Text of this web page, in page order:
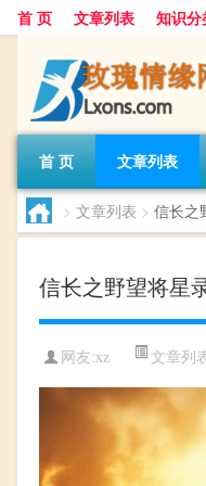
首 页 文章列表 知识分
首 页 文章列表
> 文章列表 > 信长之
信长之野望将星
网友:xz 文章列